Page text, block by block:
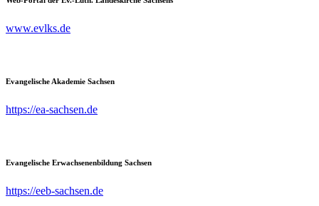
www.evlks.de
Evangelische Akademie Sachsen
https://ea-sachsen.de
Evangelische Erwachsenenbildung Sachsen
https://eeb-sachsen.de